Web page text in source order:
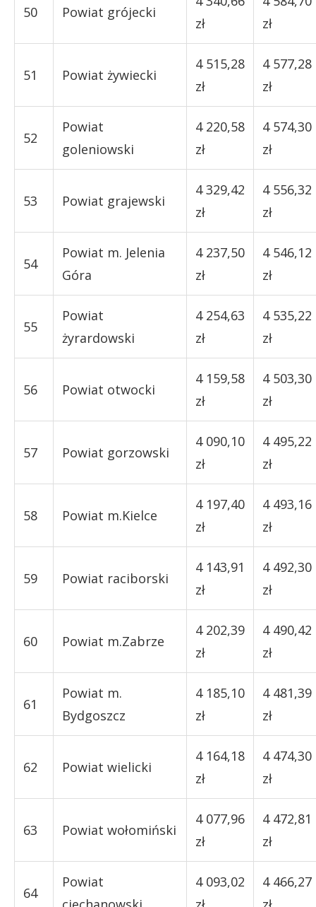
50 Powiat grójecki
zł
zł
51 Powiat żywiecki
4 515,28
zł
4 577,28
zł
52
Powiat
goleniowski
4 220,58
zł
4 574,30
zł
53 Powiat grajewski
4 329,42
zł
4 556,32
zł
54
Powiat m. Jelenia
Góra
4 237,50
zł
4 546,12
zł
55
Powiat
żyrardowski
4 254,63
zł
4 535,22
zł
56 Powiat otwocki
4 159,58
zł
4 503,30
zł
57 Powiat gorzowski
4 090,10
zł
4 495,22
zł
58 Powiat m.Kielce
4 197,40
zł
4 493,16
zł
59 Powiat raciborski
4 143,91
zł
4 492,30
zł
60 Powiat m.Zabrze
4 202,39
zł
4 490,42
zł
61
Powiat m.
Bydgoszcz
4 185,10
zł
4 481,39
zł
62 Powiat wielicki
4 164,18
zł
4 474,30
zł
63 Powiat wołomiński
4 077,96
zł
4 472,81
zł
64
Powiat
4 093,02
4 466,27